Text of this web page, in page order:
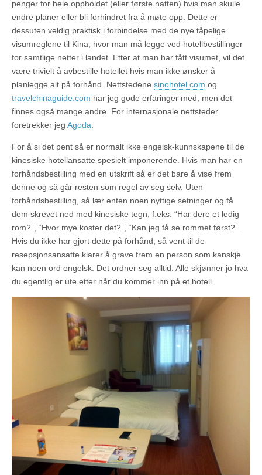
penger for hele oppholdet (eller første natten) hvis man skulle
endre planer eller bli forhindret fra å møte opp. Dette er
dessuten veldig praktisk i forbindelse med de nye tåpelige
visumreglene til Kina, hvor man må legge ved hotellbestillinger
for samtlige netter i landet. Etter at man har fått visumet, vil det
være trivielt å avbestille hotellet hvis man ikke ønsker å
planlegge alt på forhånd. Nettstedene sinohotel.com og
travelchinaguide.com har jeg gode erfaringer med, men det
finnes også mange andre. For internasjonale nettsteder
foretrekker jeg Agoda.
For å si det pent så er normalt ikke engelsk-kunnskapene til de
kinesiske hotellansatte spesielt imponerende. Hvis man har en
forhåndsbestilling med en utskrift så er det bare å vise frem
denne og så går resten som regel av seg selv. Uten
forhåndsbestilling, så lær enten noen nyttige setninger og få
dem skrevet ned med kinesiske tegn, f.eks. “Har dere et ledig
rom?”, “Hvor mye koster det?”, “Kan jeg få se rommet først?”.
Hvis du ikke har gjort dette på forhånd, så vent til de
resepsjonsansatte klarer å grave frem en person som kanskje
kan noen ord engelsk. Det ordner seg alltid. Alle skjønner jo hva
du egentlig er ute etter når du kommer inn på et hotell.